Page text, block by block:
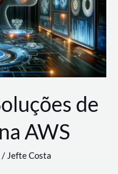
de
AWS
/Jefte Costa